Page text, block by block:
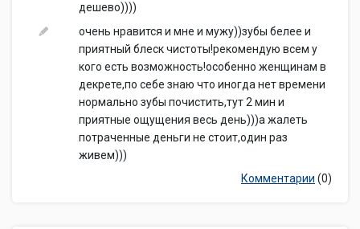
дешево))))
очень нравится и мне и мужу))зубы белее и
приятный блеск чистоты!рекомендую всем у
кого есть возможность!особенно женщинам в
декрете,по себе знаю что иногда нет времени
нормально зубы почистить,тут 2 мин и
приятные ощущения весь день)))а жалеть
потраченные деньги не стоит,один раз
живем)))
Комментарии (0)